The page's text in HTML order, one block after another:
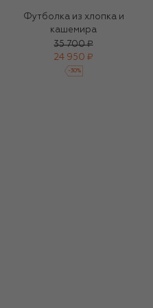
Футболка из хлопка и
кашемира
35 700 ₽
24 950 ₽
-30%